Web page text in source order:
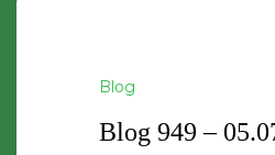
Blog
Blog 949 –